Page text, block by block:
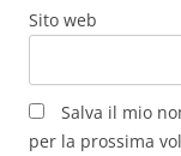
Sito web
Salva il mio
per la prossima